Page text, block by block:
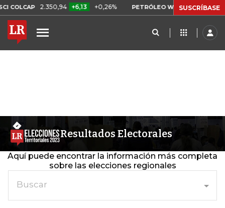
COLCAP 2.350,94 +6,13 +0,26% PETRÓLEO WTI US$ 78,01
SUSCRÍBASE
Resultados Electorales
Aquí puede encontrar la información más completa
sobre las elecciones regionales
Buscar